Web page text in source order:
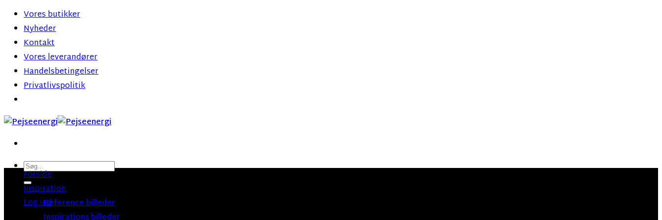
Fortsæt
indhold
Vores butikker
Nyheder
Kontakt
Vores leverandører
Handelsbetingelser
Privatlivspolitik
Søg
efter:
Log ind
Forside
Inspiration
Reference billeder